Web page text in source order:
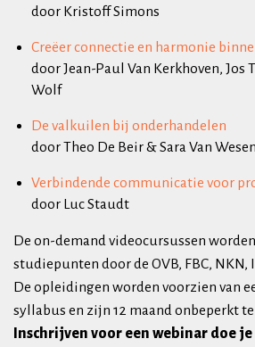
door Kristoff Simons
Creëer connectie en harmonie
door Jean-Paul Van Kerkhoven, Jos
Wolf
De valkuilen bij onderhandelen
door Theo De Beir & Sara Van
Verbindende communicatie voor
door Luc Staudt
De on-demand videocursussen
studiepunten door de OVB, FBC, NKN,
De opleidingen worden voorzien van
syllabus en zijn 12 maand onbeperkt
Inschrijven voor een webinar doe je